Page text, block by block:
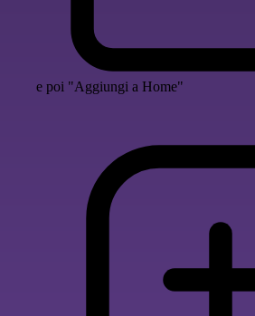
e poi "Aggiungi a Home"